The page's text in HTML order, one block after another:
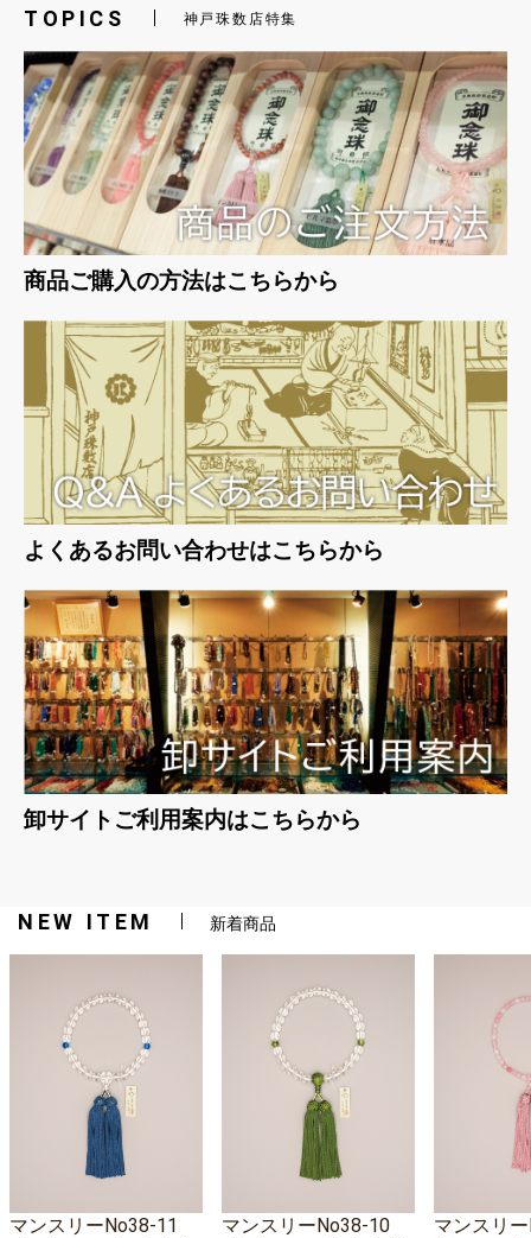
TOPICS 神戸珠数店特集
商品ご購入の方法はこちらから
よくあるお問い合わせはこちらから
卸サイトご利用案内はこちらから
NEW ITEM 新着商品
マンスリーNo38-11
マンスリーNo38-10
マンスリ